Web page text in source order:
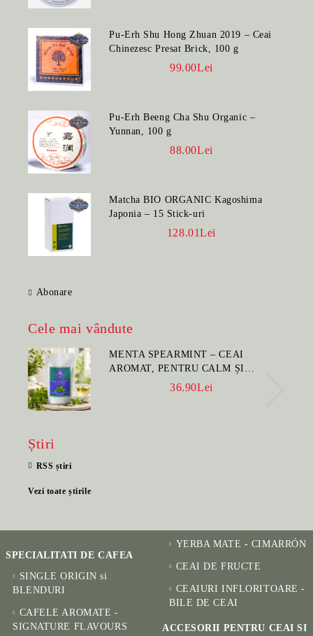
Pu-Erh Shu Hong Zhuan 2019 – Ceai
Chinezesc Presat Brick, 100 g
99.00Lei
Pu-Erh Beeng Cha Shu Organic –
Yunnan, 100 g
88.00Lei
Matcha BIO ORGANIC Kagoshima
Japonia – 15 Stick-uri
128.01Lei
Abonare
Cele mai vândute
MENTA SPEARMINT – CEAI
AROMAT, PENTRU CALM ȘI
BENEFIC PENTRU SĂNĂTATE
36.90Lei
Știri
RSS știri
Vezi toate știrile
SPECIALITATI DE CAFEA
SINGLE ORIGIN si
BLENDURI
CAFELE AROMATE -
SIGNATURE FLAVOURS
YERBA MATE - CIMARRÓN
CEAI DE FRUCTE
CEAIURI INFLORITOARE -
BILE DE CEAI
ACCESORII PENTRU CEAI SI